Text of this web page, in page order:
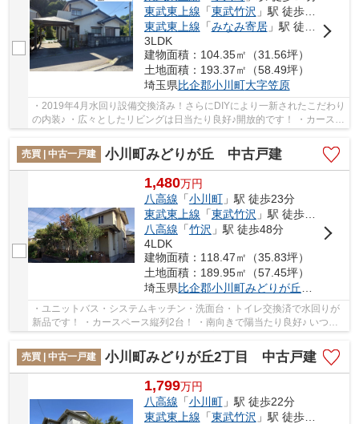
東武東上線 「東武竹沢 」駅 徒歩25分
東武東上線 「みなみ寄居」駅 徒歩41分
3LDK
建物面積：104.35㎡（31.56坪）
土地面積：193.37㎡（58.49坪）
埼玉県比企郡小川町大字笠原
・2019年4月水回り設備交換済み！さらにDIYにより一新されたこだわり
の内装♪ ・広々としたリビングは日当たり良好♪開放的です！ ・カースペ
売買 | 中古一戸建
小川町みどりが丘 中古戸建
1,480万円
八高線 「小川町」駅 徒歩23分
東武東上線 「東武竹沢 」駅 徒歩39分
八高線 「竹沢 」駅 徒歩48分
4LDK
建物面積：118.47㎡（35.83坪）
土地面積：189.95㎡（57.45坪）
埼玉県比企郡小川町みどりが丘
・ユニットバス・システムキッチン・洗面台・トイレ交換済で水回りが
新品です！ ・カースペース縦列2台！ ・南向きで陽当たり良好♪ いつで
売買 | 中古一戸建
小川町みどりが丘2丁目 中古戸建
1,799万円
八高線 「小川町」駅 徒歩22分
東武東上線 「東武竹沢 」駅 徒歩41分